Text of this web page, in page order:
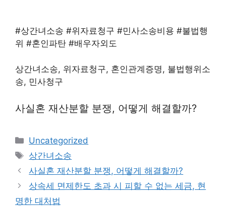
#상간녀소송 #위자료청구 #민사소송비용 #불법행
위 #혼인파탄 #배우자외도
상간녀소송, 위자료청구, 혼인관계증명, 불법행위소
송, 민사청구
사실혼 재산분할 분쟁, 어떻게 해결할까?
카
테
리
Uncategorized
태
그
상간녀소송
사실혼 재산분할 분쟁, 어떻게 해결할까?
상속세 면제한도 초과 시 피할 수 없는 세금, 현
명한 대처법